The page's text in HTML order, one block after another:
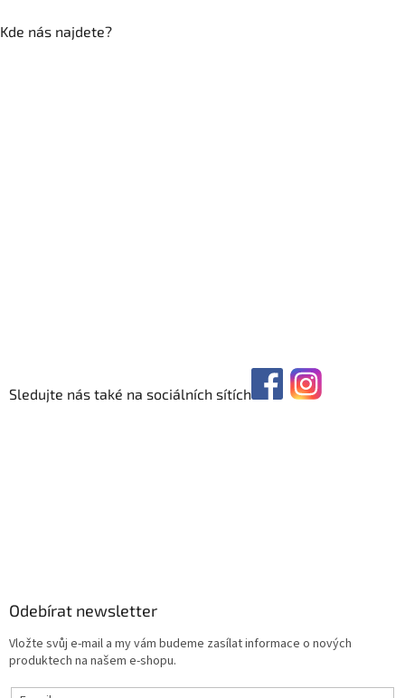
Kde nás najdete?
Sledujte nás také na sociálních sítích
Odebírat newsletter
Vložte svůj e-mail a my vám budeme zasílat informace o nových
produktech na našem e-shopu.